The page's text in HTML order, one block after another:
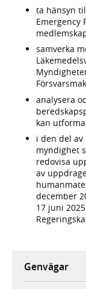
ta hänsyn
Emergency
samverka
analysera
kan
i den del av
myndighet
redovisa
av
december
17 juni
Genvägar